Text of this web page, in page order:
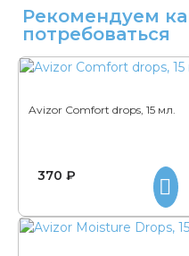
Рекомендуем
потребоваться
Avizor Comfort drops, 15 мл.
370 ₽